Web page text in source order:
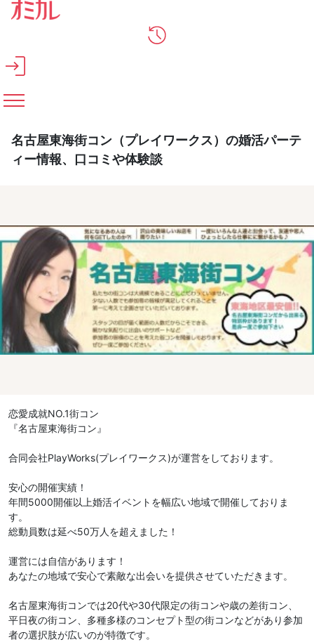
メインコンテンツへスキップ
名古屋東海街コン（プレイワークス）の婚活パーテ
ィー情報、口コミや体験談
恋愛成就NO.1街コン
『名古屋東海街コン』
合同会社PlayWorks(プレイワークス)が運営をしております。
安心の開催実績！
年間5000開催以上婚活イベントを幅広い地域で開催しておりま
す。
総動員数は延べ50万人を超えました！
運営には自信があります！
あなたの地域で安心で素敵な出会いを提供させていただきます。
名古屋東海街コンでは20代や30代限定の街コンや歳の差街コン、
平日夜の街コン、多種多様のコンセプト型の街コンなどがあり参加
者の選択肢が広いのが特徴です。